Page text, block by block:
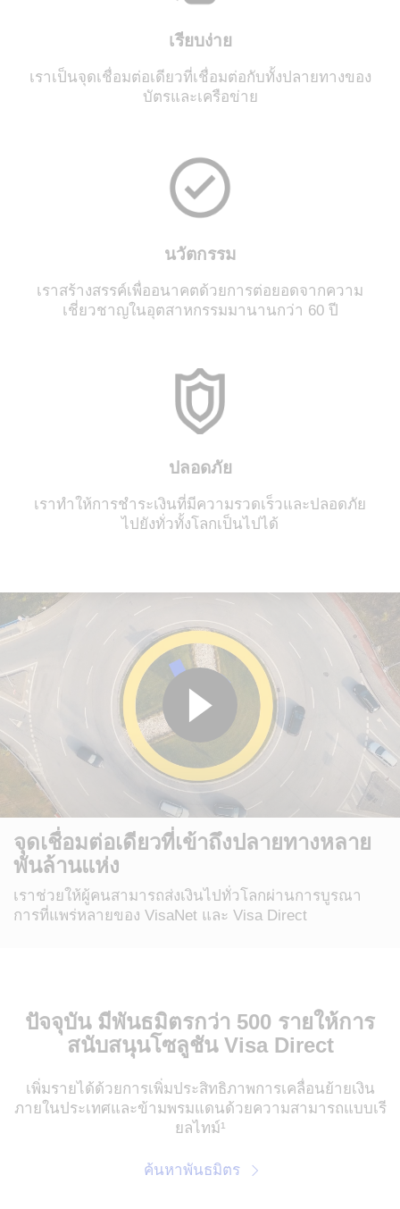
เรียบง่าย
เราเป็นจุดเชื่อมต่อเดียวที่เชื่อมต่อกับทั้งปลายทางของ
บัตรและเครือข่าย
นวัตกรรม
เราสร้างสรรค์เพื่ออนาคตด้วยการต่อยอดจากความ
เชี่ยวชาญในอุตสาหกรรมมานานกว่า 60 ปี
ปลอดภัย
เราทำให้การชำระเงินที่มีความรวดเร็วและปลอดภัย
ไปยังทั่วทั้งโลกเป็นไปได้
จุดเชื่อมต่อเดียวที่เข้าถึงปลายทางหลาย
พันล้านแห่ง
เราช่วยให้ผู้คนสามารถส่งเงินไปทั่วโลกผ่านการบูรณา
การที่แพร่หลายของ VisaNet และ Visa Direct
ปัจจุบัน มีพันธมิตรกว่า 500 รายให้การ
สนับสนุนโซลูชัน Visa Direct
เพิ่มรายได้ด้วยการเพิ่มประสิทธิภาพการเคลื่อนย้ายเงิน
ภายในประเทศและข้ามพรมแดนด้วยความสามารถแบบเรี
ยลไทม์¹
ค้นหาพันธมิตร